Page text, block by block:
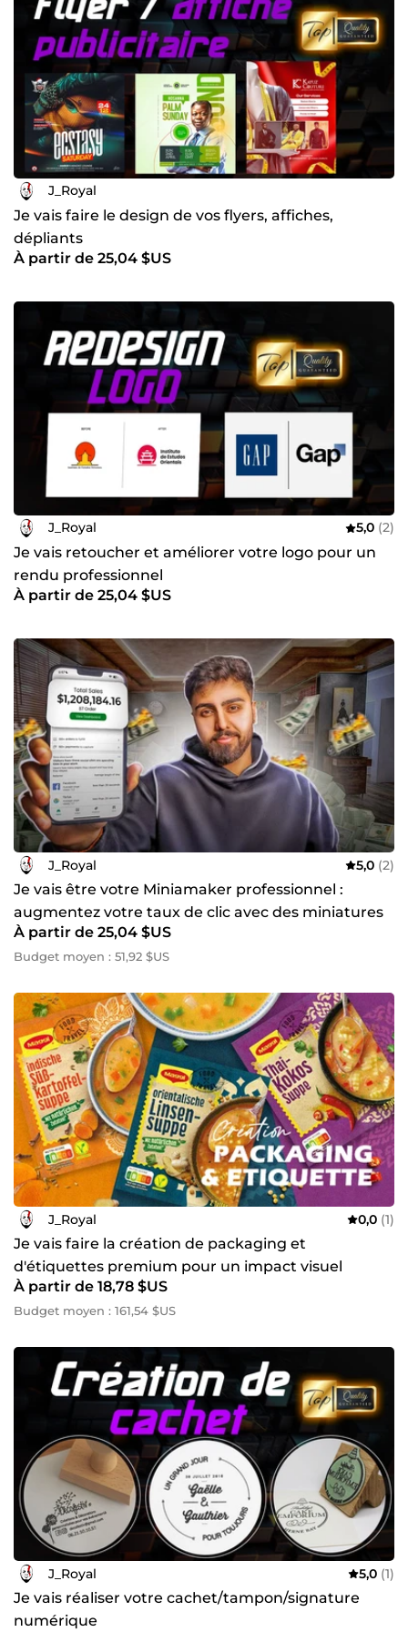
J_Royal
Je vais faire le design de vos flyers, affiches,
dépliants
À partir de 25,04 $US
J_Royal 5,0 (2)
Je vais retoucher et améliorer votre logo pour un
rendu professionnel
À partir de 25,04 $US
J_Royal 5,0 (2)
Je vais être votre Miniamaker professionnel :
augmentez votre taux de clic avec des miniatures
sur-mesure
À partir de 25,04 $US
Budget moyen : 51,92 $US
J_Royal 0,0 (1)
Je vais faire la création de packaging et
d'étiquettes premium pour un impact visuel
optimal
À partir de 18,78 $US
Budget moyen : 161,54 $US
J_Royal 5,0 (1)
Je vais réaliser votre cachet/tampon/signature
numérique